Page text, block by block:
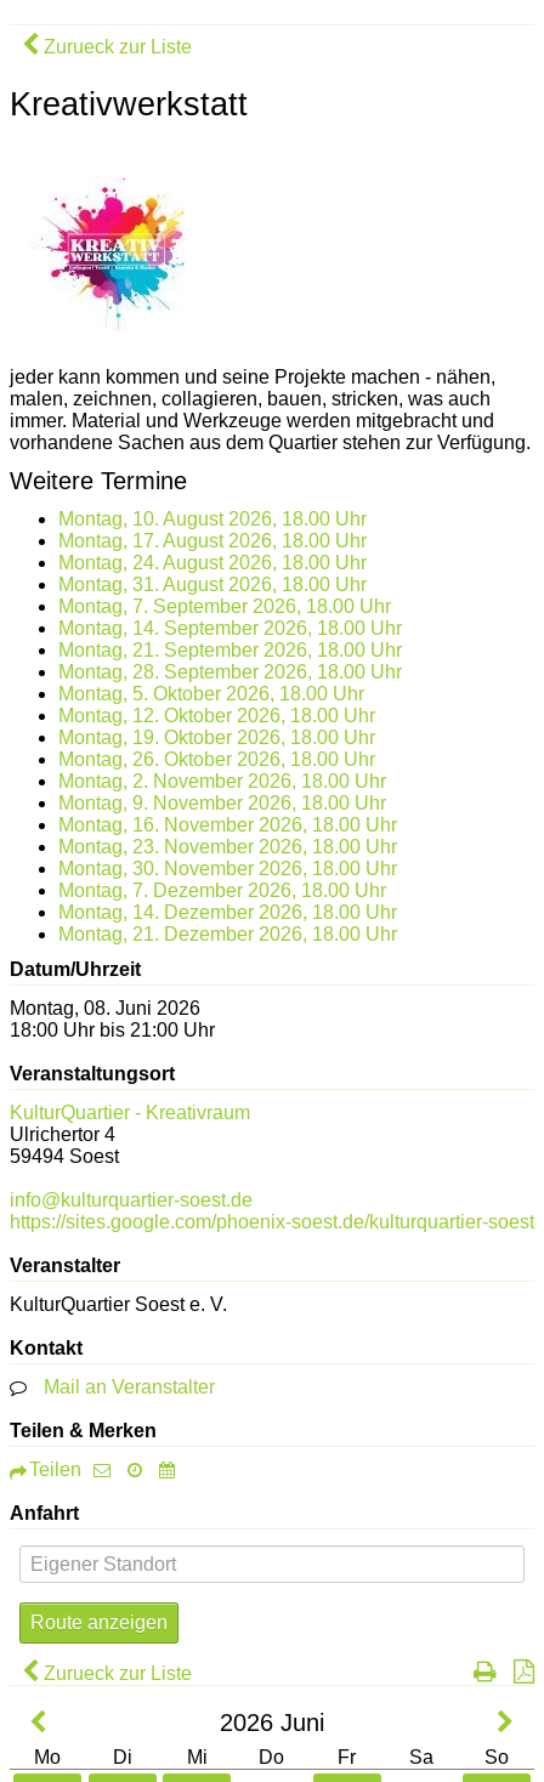
Zurueck zur Liste
Kreativwerkstatt
jeder kann kommen und seine Projekte machen - nähen,
malen, zeichnen, collagieren, bauen, stricken, was auch
immer. Material und Werkzeuge werden mitgebracht und
vorhandene Sachen aus dem Quartier stehen zur Verfügung.
Weitere Termine
Montag, 10. August 2026, 18.00 Uhr
Montag, 17. August 2026, 18.00 Uhr
Montag, 24. August 2026, 18.00 Uhr
Montag, 31. August 2026, 18.00 Uhr
Montag, 7. September 2026, 18.00 Uhr
Montag, 14. September 2026, 18.00 Uhr
Montag, 21. September 2026, 18.00 Uhr
Montag, 28. September 2026, 18.00 Uhr
Montag, 5. Oktober 2026, 18.00 Uhr
Montag, 12. Oktober 2026, 18.00 Uhr
Montag, 19. Oktober 2026, 18.00 Uhr
Montag, 26. Oktober 2026, 18.00 Uhr
Montag, 2. November 2026, 18.00 Uhr
Montag, 9. November 2026, 18.00 Uhr
Montag, 16. November 2026, 18.00 Uhr
Montag, 23. November 2026, 18.00 Uhr
Montag, 30. November 2026, 18.00 Uhr
Montag, 7. Dezember 2026, 18.00 Uhr
Montag, 14. Dezember 2026, 18.00 Uhr
Montag, 21. Dezember 2026, 18.00 Uhr
Datum/Uhrzeit
Montag, 08. Juni 2026
18:00 Uhr bis 21:00 Uhr
Veranstaltungsort
KulturQuartier - Kreativraum
Ulrichertor 4
59494 Soest
info@kulturquartier-soest.de
https://sites.google.com/phoenix-soest.de/kulturquartier-soest
Veranstalter
KulturQuartier Soest e. V.
Kontakt
Mail an Veranstalter
Teilen & Merken
Teilen
Anfahrt
Zurueck zur Liste
2026 Juni
Mo Di Mi Do Fr Sa
So